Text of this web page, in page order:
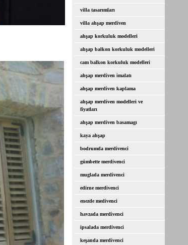
villa tasarımları
villa ahşap merdiven
ahşap korkuluk modelleri
ahşap balkon korkuluk modelleri
cam balkon korkuluk modelleri
ahşap merdiven imalatı
ahşap merdiven kaplama
ahşap merdiven modelleri ve
fiyatları
ahşap merdiven basamagı
kaya ahşap
bodrumda merdivenci
gümbette merdivenci
muglada merdivenci
edirne merdivenci
enezde medivenci
havzada merdivenci
ipsalada merdivenci
keşanda merdivenci